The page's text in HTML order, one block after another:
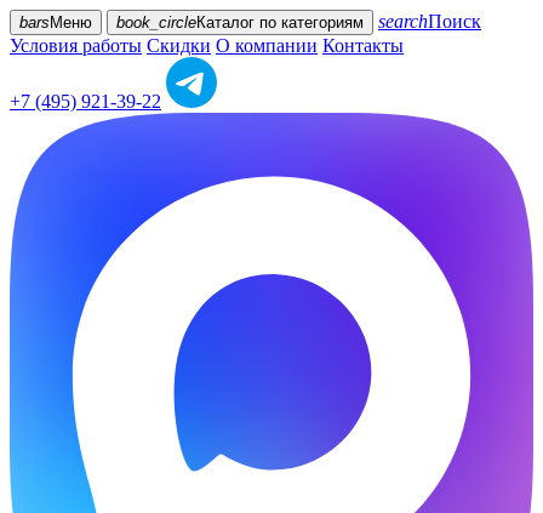
bars Меню book_circleКаталог по категориям searchПоиск
Условия работы Скидки О компании Контакты
+7 (495) 921-39-22